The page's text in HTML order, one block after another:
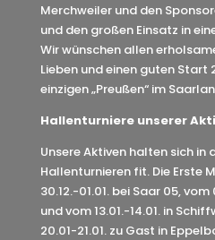
Merchweiler und den
und den großen Einsatz in
Wir wünschen allen
Lieben und einen guten Start
einzigen „Preußen“ im
Hallenturniere unserer
Unsere Aktiven halten sich in
Hallenturnieren fit. Die Erste
30.12.-01.01. bei Saar 05,
und vom 13.01.-14.01. in
20.01-21.01. zu Gast in